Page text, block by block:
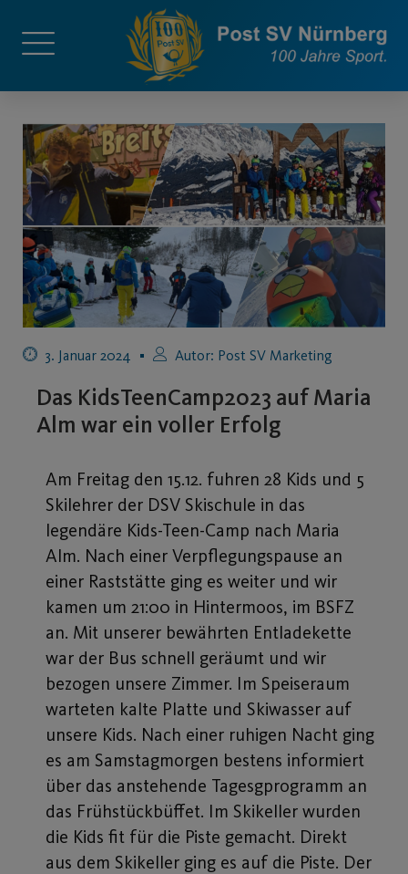
3. Januar 2024 Autor: Post SV Marketing
Das KidsTeenCamp2023 auf Maria
Alm war ein voller Erfolg
Am Freitag den 15.12. fuhren 28 Kids und 5
Skilehrer der DSV Skischule in das
legendäre Kids-Teen-Camp nach Maria
Alm. Nach einer Verpflegungspause an
einer Raststätte ging es weiter und wir
kamen um 21:00 in Hintermoos, im BSFZ
an. Mit unserer bewährten Entladekette
war der Bus schnell geräumt und wir
bezogen unsere Zimmer. Im Speiseraum
warteten kalte Platte und Skiwasser auf
unsere Kids. Nach einer ruhigen Nacht ging
es am Samstagmorgen bestens informiert
über das anstehende Tagesgprogramm an
das Frühstückbüffet. Im Skikeller wurden
die Kids fit für die Piste gemacht. Direkt
aus dem Skikeller ging es auf die Piste. Der